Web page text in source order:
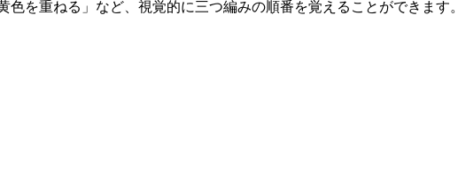
を重ねる」など、視覚的に三つ編みの順番を覚えることができます。